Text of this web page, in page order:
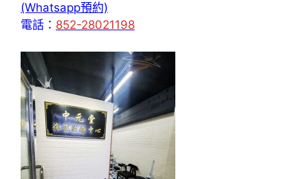
(Whatsapp預約)
電話： 852-28021198